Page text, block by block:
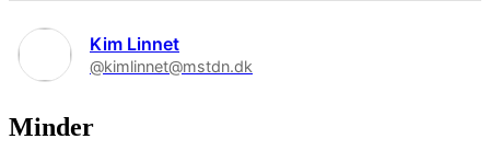
Kim Linnet
@kimlinnet@mstdn.dk
Minder